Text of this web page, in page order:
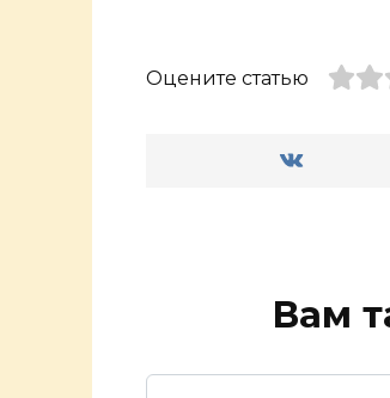
Оцените статью
Вам